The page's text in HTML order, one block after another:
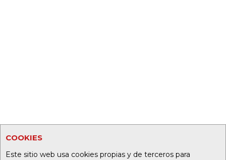
COOKIES
Este sitio web usa cookies propias y de terceros para